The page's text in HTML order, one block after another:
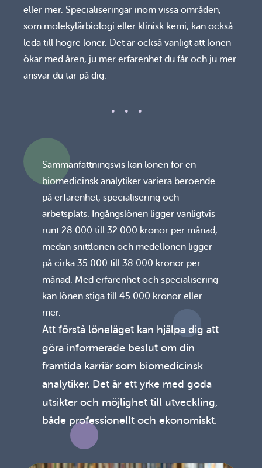
eller mer. Specialiseringar inom vissa områden,
som molekylärbiologi eller klinisk kemi, kan också
leda till högre löner. Det är också vanligt att lönen
ökar med åren, ju mer erfarenhet du får och ju mer
ansvar du tar på dig.
Sammanfattningsvis kan lönen för en
biomedicinsk analytiker variera beroende
på erfarenhet, specialisering och
arbetsplats. Ingångslönen ligger vanligtvis
runt 28 000 till 32 000 kronor per månad,
medan snittlönen och medellönen ligger
på cirka 35 000 till 38 000 kronor per
månad. Med erfarenhet och specialisering
kan lönen stiga till 45 000 kronor eller
mer.
Att förstå löneläget kan hjälpa dig att
göra informerade beslut om din
framtida karriär som biomedicinsk
analytiker. Det är ett yrke med goda
utsikter och möjlighet till utveckling,
både professionellt och ekonomiskt.